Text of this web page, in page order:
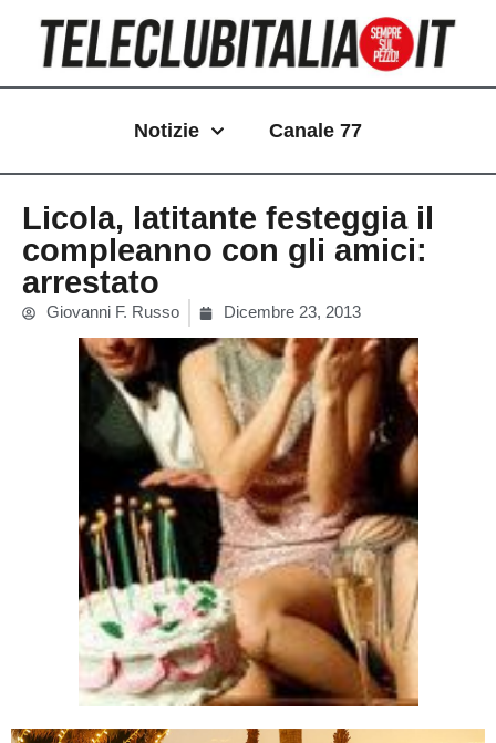
contenuto
Notizie Canale 77
Licola, latitante festeggia il
compleanno con gli amici:
arrestato
Giovanni F. Russo Dicembre 23, 2013